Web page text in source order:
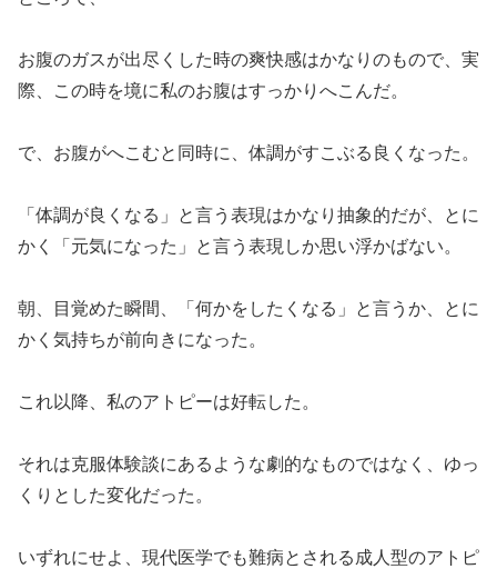
お腹のガスが出尽くした時の爽快感はかなりのもので、実
際、この時を境に私のお腹はすっかりへこんだ。
で、お腹がへこむと同時に、体調がすこぶる良くなった。
「体調が良くなる」と言う表現はかなり抽象的だが、とに
かく「元気になった」と言う表現しか思い浮かばない。
朝、目覚めた瞬間、「何かをしたくなる」と言うか、とに
かく気持ちが前向きになった。
これ以降、私のアトピーは好転した。
それは克服体験談にあるような劇的なものではなく、ゆっ
くりとした変化だった。
いずれにせよ、現代医学でも難病とされる成人型のアトピ